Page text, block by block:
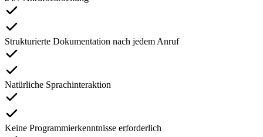
Strukturierte Dokumentation nach jedem Anruf
Natürliche Sprachinteraktion
Keine Programmierkenntnisse erforderlich